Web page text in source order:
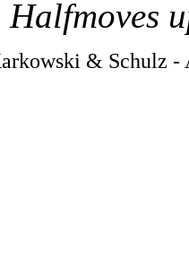
& Schulz